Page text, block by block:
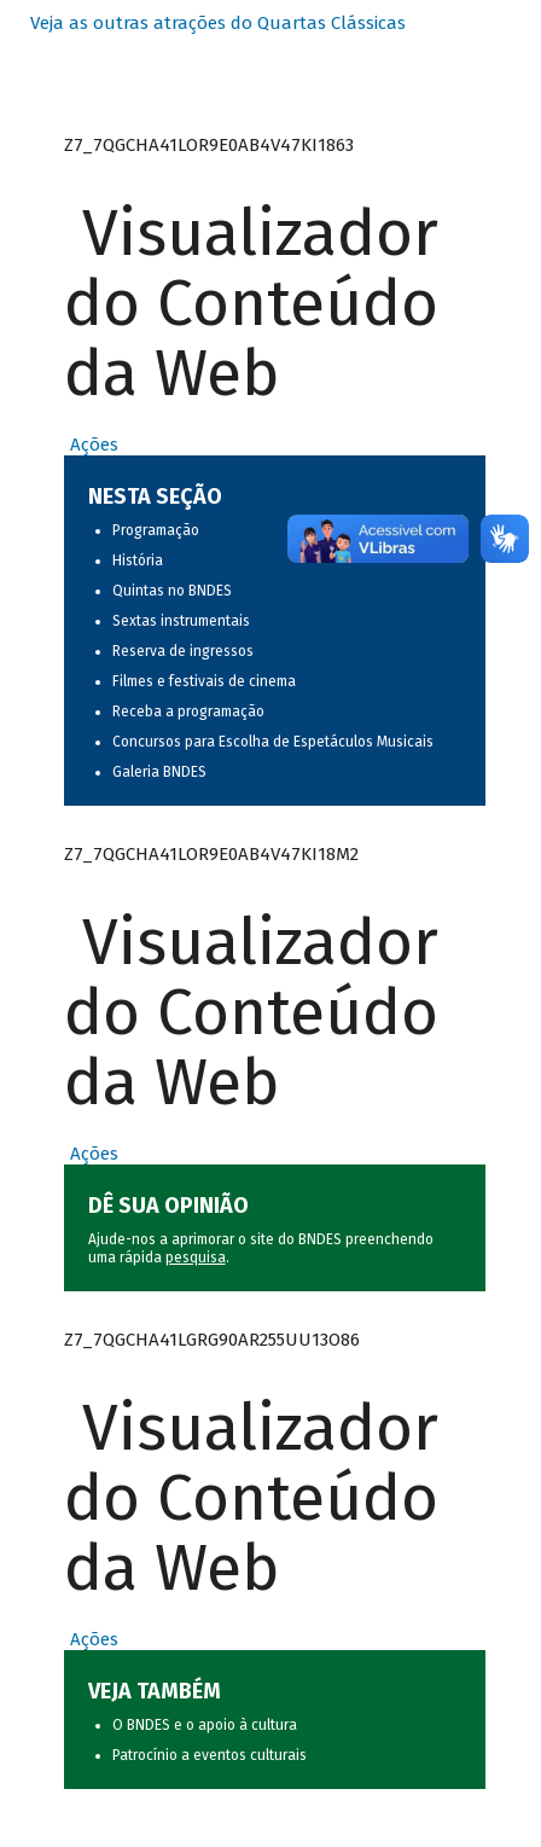
Veja as outras atrações do Quartas Clássicas
Z7_7QGCHA41LOR9E0AB4V47KI1863
Visualizador
do Conteúdo
da Web
Ações
NESTA SEÇÃO
Programação
História
Quintas no BNDES
Sextas instrumentais
Reserva de ingressos
Filmes e festivais de cinema
Receba a programação
Concursos para Escolha de Espetáculos Musicais
Galeria BNDES
Z7_7QGCHA41LOR9E0AB4V47KI18M2
Visualizador
do Conteúdo
da Web
Ações
DÊ SUA OPINIÃO
Ajude-nos a aprimorar o site do BNDES preenchendo
uma rápida pesquisa.
Z7_7QGCHA41LGRG90AR255UU13O86
Visualizador
do Conteúdo
da Web
Ações
VEJA TAMBÉM
O BNDES e o apoio à cultura
Patrocínio a eventos culturais